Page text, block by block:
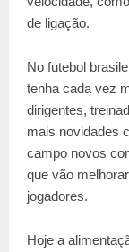
de ligação.
No futebol
tenha cada vez
dirigentes,
mais novidades
campo novos
que vão
jogadores.
Hoje a